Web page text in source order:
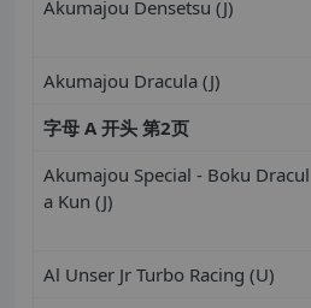
Akumajou Densetsu (J)
Akumajou Dracula (J)
字母 A 开头 第2页
Akumajou Special - Boku Dracul
a Kun (J)
Al Unser Jr Turbo Racing (U)